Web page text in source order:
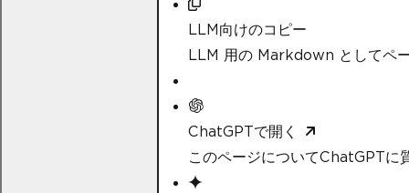
LLM向けのコピー
LLM 用の Markdown としてペ
ChatGPTで開く
このページについてChatGPTに